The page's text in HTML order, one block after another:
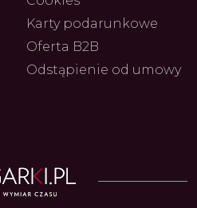
Karty podarunkowe
Oferta B2B
Odstąpienie od umowy